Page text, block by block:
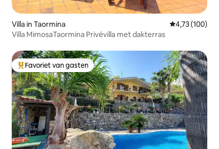
Villa in Taormina Gemiddelde
4,73 (100)
Villa MimosaTaormina Privévilla met dakterras
Topfavoriet van gasten
Favoriet van gasten